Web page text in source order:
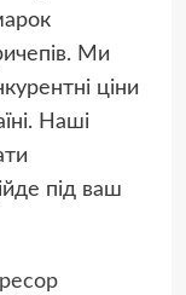
Ми
ціни
Наші
під ваш